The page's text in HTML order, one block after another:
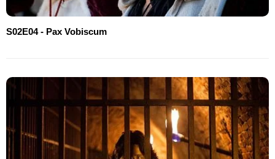
S02E04 - Pax Vobiscum